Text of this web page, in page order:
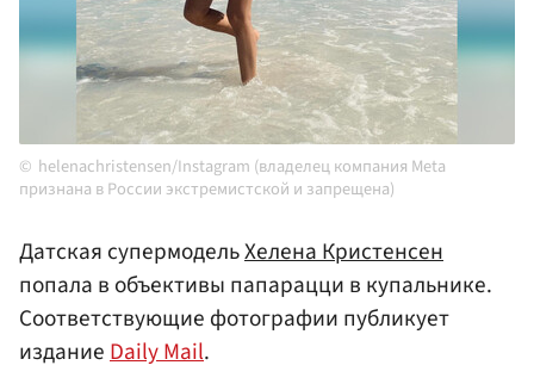
helenachristensen/Instagram (владелец компания Meta
признана в России экстремистской и запрещена)
Датская супермодельХелена Кристенсен
попала в объективы папарацци в купальнике.
Соответствующие фотографии публикует
изданиеDaily Mail.